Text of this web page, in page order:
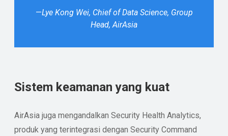
—Lye Kong Wei, Chief of Data Science, Group
Head, AirAsia
Sistem keamanan yang kuat
AirAsia juga mengandalkan Security Health Analytics,
produk yang terintegrasi dengan Security Command